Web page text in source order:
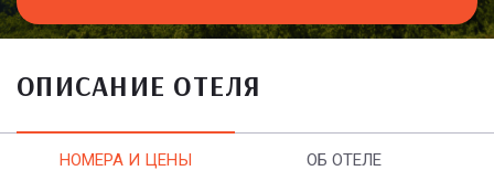
ОПИСАНИЕ ОТЕЛЯ
НОМЕРА И ЦЕНЫ ОБ ОТЕЛЕ